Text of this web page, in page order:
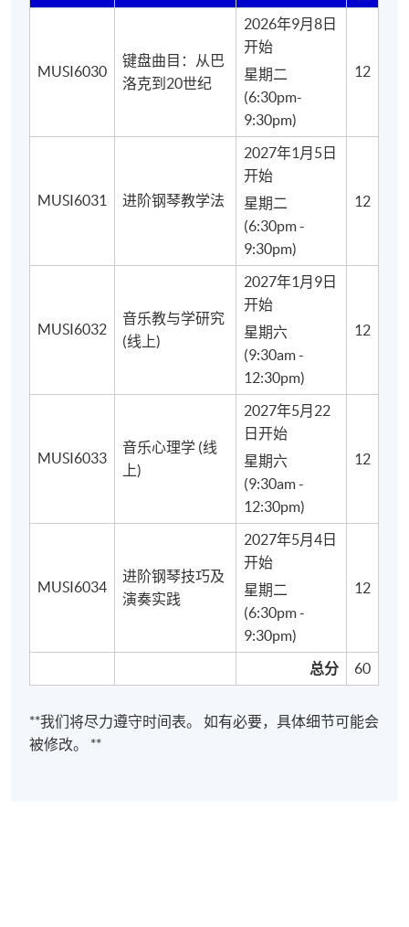
MUSI6030
键盘曲目：从巴
洛克到20世纪
2026年9月8日
开始
星期二
(6:30pm-
9:30pm)
12
MUSI6031 进阶钢琴教学法
2027年1月5日
开始
星期二
(6:30pm -
9:30pm)
12
MUSI6032
音乐教与学研究
(线上)
2027年1月9日
开始
星期六
(9:30am -
12:30pm)
12
MUSI6033
音乐心理学 (线
上)
2027年5月22
日开始
星期六
(9:30am -
12:30pm)
12
MUSI6034
进阶钢琴技巧及
演奏实践
2027年5月4日
开始
星期二
(6:30pm -
9:30pm)
12
总分 60
**我们将尽力遵守时间表。 如有必要，具体细节可能会
被修改。 **